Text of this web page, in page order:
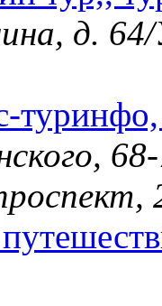
д.
туринфо,